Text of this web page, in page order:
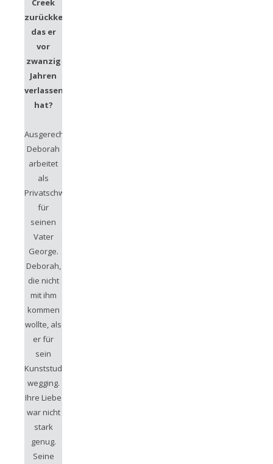
zurückkehrt,
das er
vor
zwanzig
Jahren
verlassen
hat?
Ausgerechnet
Deborah
arbeitet
als
Privatschwester
für
seinen
Vater
George.
Deborah,
die nicht
mit ihm
kommen
wollte, als
er für
sein
Kunststudium
wegging.
Ihre Liebe
war nicht
stark
genug.
Seine